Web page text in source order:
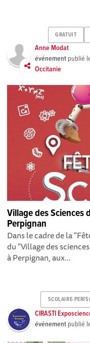
GRATUIT
Anne Modat
événement publié
Occitanie
Village des Sciences
Perpignan
Dans le cadre de la
du "Village des
à Perpignan, aux...
SCOLAIRE-
CIRASTI
événement publié